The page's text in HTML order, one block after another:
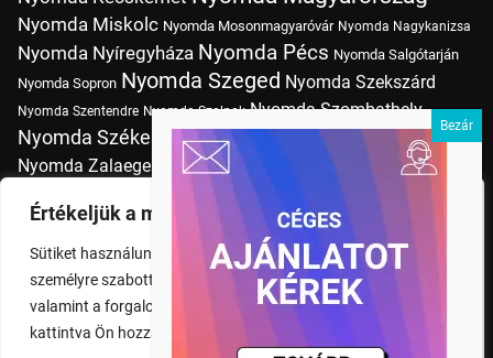
Értékeljük a magánéletét
Sütiket használunk a böngészési élmény fokozására,
személyre szabott hirdetések vagy tartalmak megjelenítésére,
valamint a forgalom elemzésére. A "Mindent elfogad" gombra
kattintva Ön hozzájárul a cookie-k használatához.
Nyomda Miskolc Nyomda Mosonmagyaróvár Nyomda Nagykanizsa
Nyomda Nyíregyháza Nyomda Pécs Nyomda Salgótarján
Nyomda Sopron Nyomda Szeged Nyomda Szekszárd
Nyomda Szentendre Nyomda Szolnok Nyomda Szombathely
Nyomda Székesfehérvár Nyomda Tatabánya Nyomda Vác
Nyomda Zalaegerszeg Nyomda Érd nyomtatás
Nyomtatás Budapesten
Pólónyomtatás Budapesten Szitanyomda Budapesten
Tudásbázis